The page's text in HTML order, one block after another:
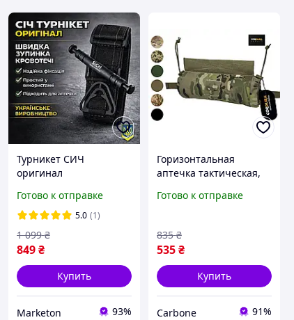
Турникет СИЧ
оригинал
й жгут тактический
SICH Tourniquet
медицинский для
остановки
кровотечения сич
аптечка ЗСУ
Готово к отправке
5.0 (1)
849 ₴
1 099 ₴
Купить
Marketon 93%
Горизонтальная
аптечка тактическая,
CORDURA военный для
подсумок для аптечки
ролл
Готово к отправке
535₴
835 ₴
Купить
Carbone 91%